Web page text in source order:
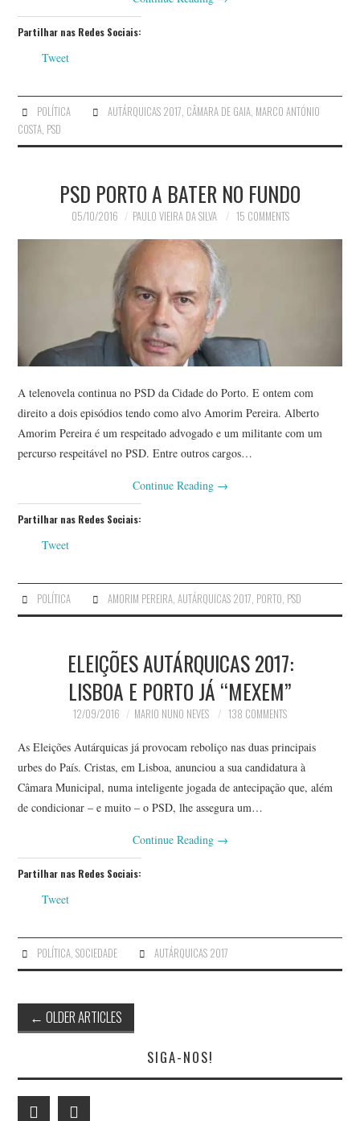
Partilhar nas Redes Sociais:
Tweet
POLÍTICA AUTÁRQUICAS 2017, CÂMARA DE GAIA, MARCO ANTÓNIO
COSTA, PSD
PSD PORTO A BATER NO FUNDO
05/10/2016 PAULO VIEIRA DA SILVA 15 COMMENTS
A telenovela continua no PSD da Cidade do Porto. E ontem com
direito a dois episódios tendo como alvo Amorim Pereira. Alberto
Amorim Pereira é um respeitado advogado e um militante com um
percurso respeitável no PSD. Entre outros cargos…
Continue Reading →
Partilhar nas Redes Sociais:
Tweet
POLÍTICA AMORIM PEREIRA, AUTÁRQUICAS 2017, PORTO, PSD
ELEIÇÕES AUTÁRQUICAS 2017:
LISBOA E PORTO JÁ “MEXEM”
12/09/2016 MARIO NUNO NEVES 138 COMMENTS
As Eleições Autárquicas já provocam reboliço nas duas principais
urbes do País. Cristas, em Lisboa, anunciou a sua candidatura à
Câmara Municipal, numa inteligente jogada de antecipação que, além
de condicionar – e muito – o PSD, lhe assegura um…
Continue Reading →
Partilhar nas Redes Sociais:
Tweet
POLÍTICA, SOCIEDADE AUTÁRQUICAS 2017
Post
navigation
← OLDER ARTICLES
SIGA-NOS!